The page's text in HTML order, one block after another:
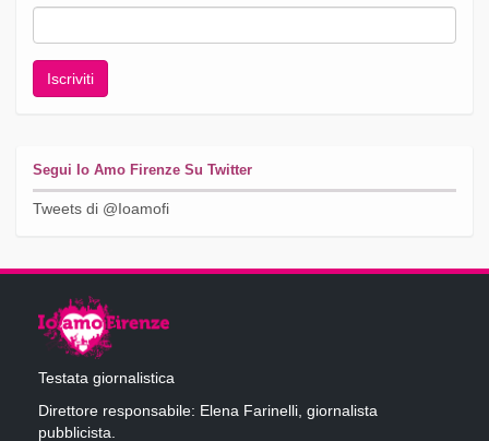
Segui Io Amo Firenze Su Twitter
Tweets di @Ioamofi
Testata giornalistica
Direttore responsabile: Elena Farinelli, giornalista
pubblicista.